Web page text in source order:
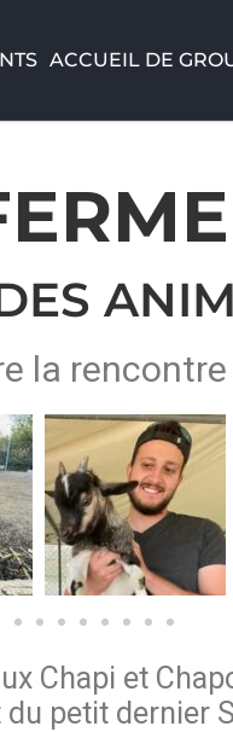
ACCUEIL DE
la
Chapi et
petit dernier